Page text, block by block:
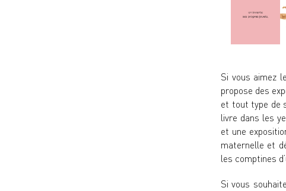
Si vous aimez
propose des
et tout type de
livre dans les
et une
maternelle et
les comptines
Si vous